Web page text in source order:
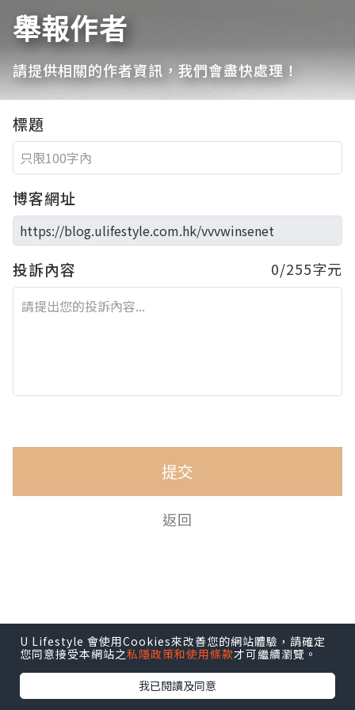
U Lifestyle 會使用Cookies來改善您的網站體驗，請確定
您同意接受本網站之私隱政策和使用條款才可繼續瀏覽。
我已閱讀及同意
舉報作者
請提供相關的作者資訊，我們會盡快處理！
標題
博客網址
投訴內容 0/255字元
提交
返回